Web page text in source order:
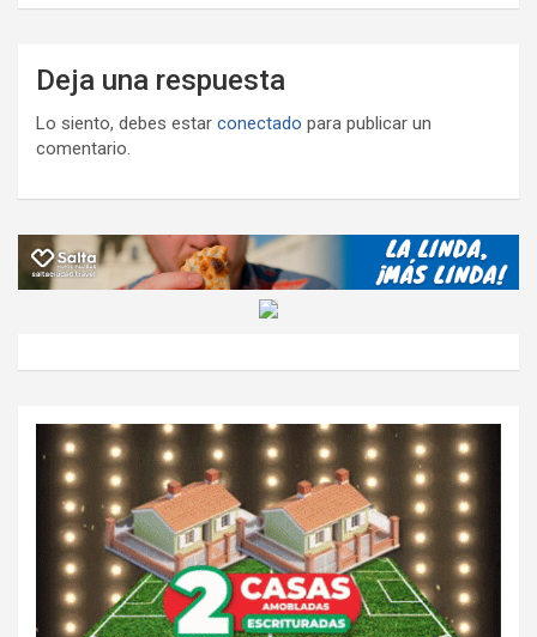
Deja una respuesta
Lo siento, debes estar conectado para publicar un
comentario.